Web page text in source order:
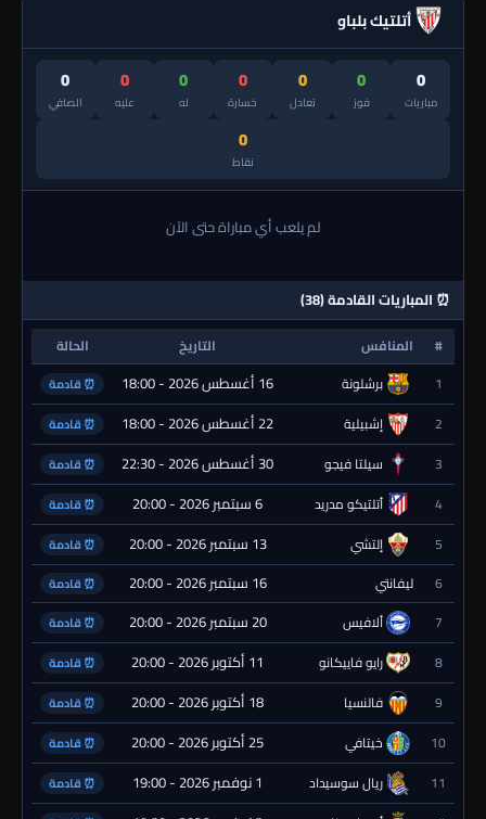
أتلتيك بلباو
0
مباريات
0
فوز
0
تعادل
0
خسارة
0
له
0
عليه
0
الصافي
0
نقاط
لم يلعب أي مباراة حتى الآن
⏰ المباريات القادمة (38)
# المنافس التاريخ
الحالة
1
برشلونة 16 أغسطس 2026 - 18:00 ⏰ قادمة
2 إشبيلية 22 أغسطس 2026 - 18:00 ⏰ قادمة
3 سيلتا فيجو 30 أغسطس 2026 - 22:30 ⏰ قادمة
4 أتلتيكو مدريد 6 سبتمبر 2026 - 20:00 ⏰ قادمة
5 إلتشي 13 سبتمبر 2026 - 20:00 ⏰ قادمة
6 ليفانتي 16 سبتمبر 2026 - 20:00 ⏰ قادمة
7 ألافيس 20 سبتمبر 2026 - 20:00 ⏰ قادمة
8 رايو فاييكانو 11 أكتوبر 2026 - 20:00 ⏰ قادمة
9 فالنسيا 18 أكتوبر 2026 - 20:00 ⏰ قادمة
10 خيتافي 25 أكتوبر 2026 - 20:00 ⏰ قادمة
11 ريال سوسيداد 1 نوفمبر 2026 - 19:00 ⏰ قادمة